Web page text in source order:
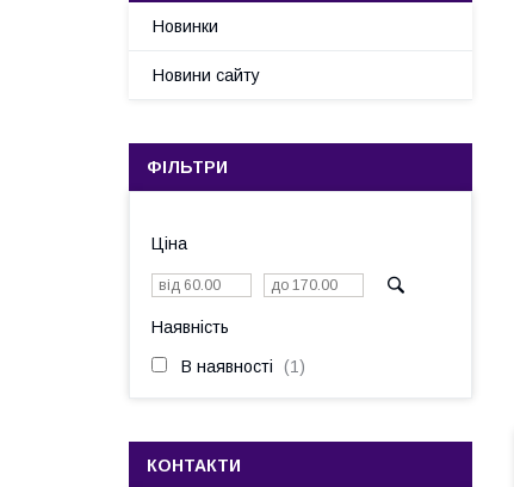
Новинки
Новини сайту
ФІЛЬТРИ
Ціна
Наявність
В наявності 1
КОНТАКТИ